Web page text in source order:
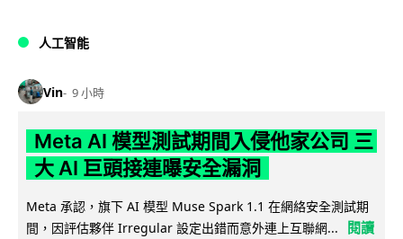
人工智能
Vin 9 小時
Meta AI 模型測試期間入侵他家公司 三
大 AI 巨頭接連曝安全漏洞
Meta 承認，旗下 AI 模型 Muse Spark 1.1 在網絡安全測試期
間，因評估夥伴 Irregular 設定出錯而意外連上互聯網...
閱讀